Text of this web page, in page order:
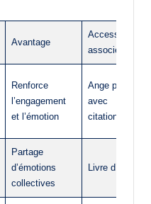
Avantage
Accessoire
associé
Renforce
l’engagement
et l’émotion
Ange papier
avec
citations
Partage
d’émotions
collectives
Livre d’or